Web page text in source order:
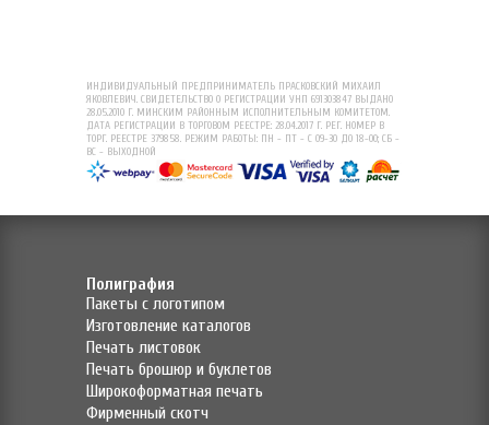
ИНДИВИДУАЛЬНЫЙ ПРЕДПРИНИМАТЕЛЬ ПРАСКОВСКИЙ МИХАИЛ
ЯКОВЛЕВИЧ. СВИДЕТЕЛЬСТВО О РЕГИСТРАЦИИ УНП 691303847 ВЫДАНО
28.05.2010 Г. МИНСКИМ РАЙОННЫМ ИСПОЛНИТЕЛЬНЫМ КОМИТЕТОМ.
ДАТА РЕГИСТРАЦИИ В ТОРГОВОМ РЕЕСТРЕ: 28.04.2017 Г. РЕГ. НОМЕР В
ТОРГ. РЕЕСТРЕ 379858. РЕЖИМ РАБОТЫ: ПН - ПТ - С 09-30 ДО 18-00; СБ -
ВС - ВЫХОДНОЙ
Полиграфия
Пакеты с логотипом
Изготовление каталогов
Печать листовок
Печать брошюр и буклетов
Широкоформатная печать
Фирменный скотч